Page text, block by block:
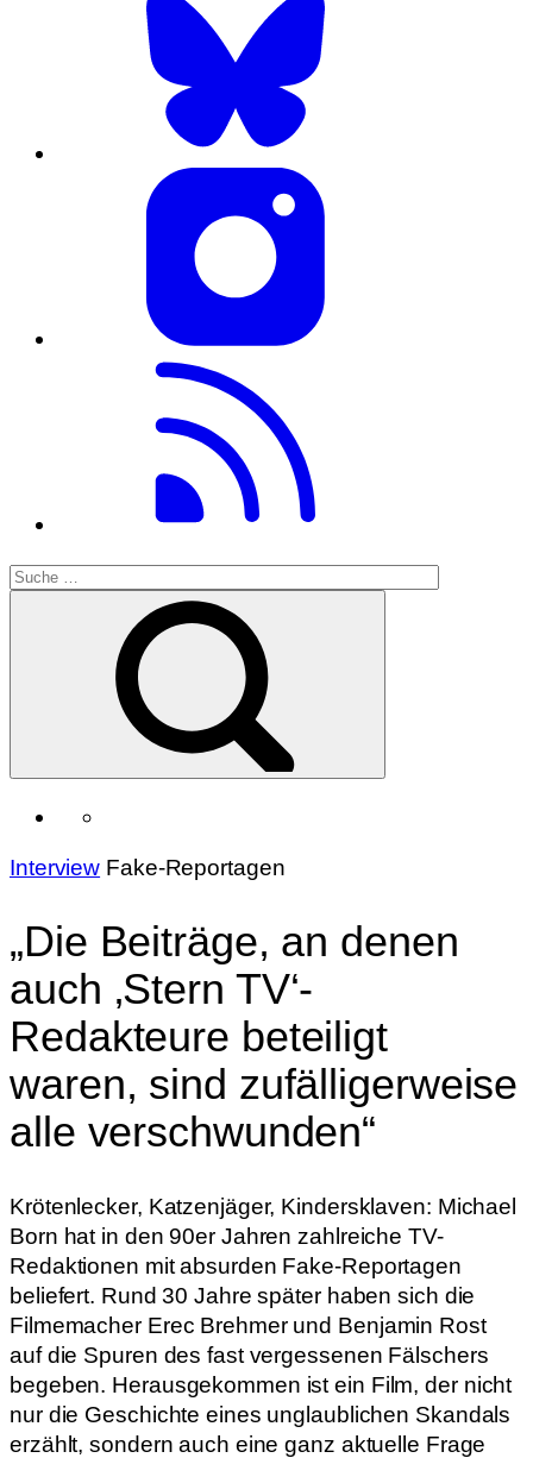
Interview Fake-Reportagen
„Die Beiträge, an denen
auch ‚Stern TV‘-
Redakteure beteiligt
waren, sind zufälligerweise
alle verschwunden“
Krötenlecker, Katzenjäger, Kindersklaven: Michael
Born hat in den 90er Jahren zahlreiche TV-
Redaktionen mit absurden Fake-Reportagen
beliefert. Rund 30 Jahre später haben sich die
Filmemacher Erec Brehmer und Benjamin Rost
auf die Spuren des fast vergessenen Fälschers
begeben. Herausgekommen ist ein Film, der nicht
nur die Geschichte eines unglaublichen Skandals
erzählt, sondern auch eine ganz aktuelle Frage